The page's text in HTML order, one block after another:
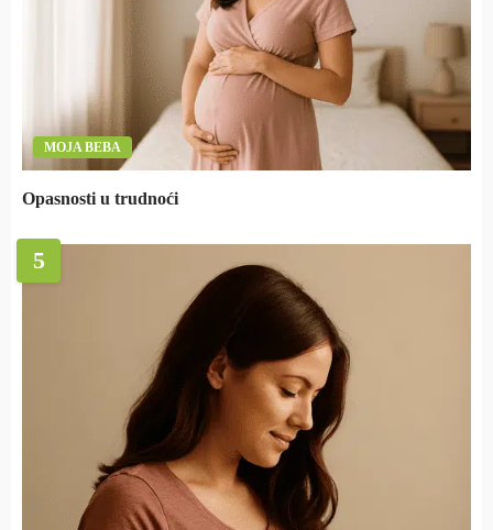
MOJA BEBA
Opasnosti u trudnoći
5